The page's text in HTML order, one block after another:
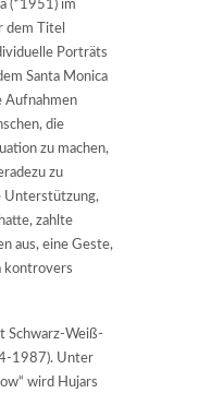
(*1951) im
dem Titel
Porträts
Santa Monica
Aufnahmen
die
zu machen,
zu
Unterstützung,
zahlte
aus, eine Geste,
kontrovers
Schwarz-Weiß-
1987). Unter
wird Hujars